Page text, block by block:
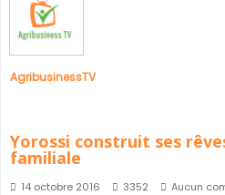
AgribusinessTV
Yorossi construit ses
familiale
14 octobre 2016 3352 Aucun